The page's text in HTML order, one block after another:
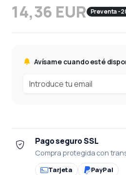
14,36 EUR Preventa -
Avísame cuando esté
Pago seguro SSL
Compra protegida con
Tarjeta PayPal